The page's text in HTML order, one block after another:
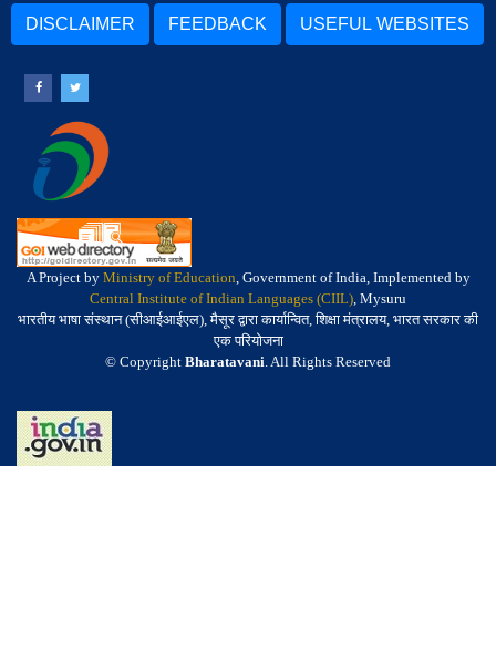
DISCLAIMER FEEDBACK USEFUL WEBSITES
A Project by Ministry of Education, Government of India, Implemented by
Central Institute of Indian Languages (CIIL), Mysuru
भारतीय भाषा संस्थान (सीआईआईएल), मैसूर द्वारा कार्यान्वित, शिक्षा मंत्रालय, भारत सरकार की
एक परियोजना
© Copyright Bharatavani. All Rights Reserved